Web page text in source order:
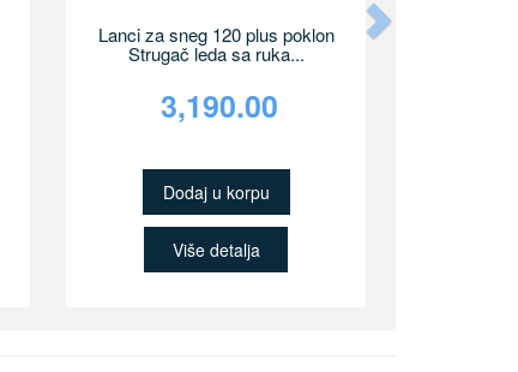
Lanci za sneg 120 plus poklon
Strugač leda sa ruka...
3,190.00
Dodaj u korpu
Više detalja